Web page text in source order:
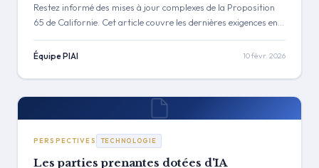
Restez informé des mises à jour complexes de la Proposition
65 de Californie. Cet article couvre les dernières exigences en
Prop 65 et une décision de justice majeure sur l'acrylamide
équipes de conformité.
Équipe PIAI 10 févr. 2026
PERSPECTIVES TECHNOLOGIE
Les parties prenantes dotées d'IA